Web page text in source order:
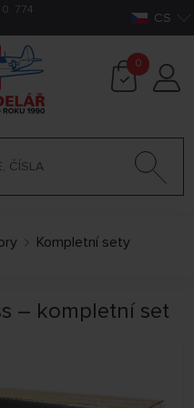
774
CS
0
Kompletní sety
– kompletní set